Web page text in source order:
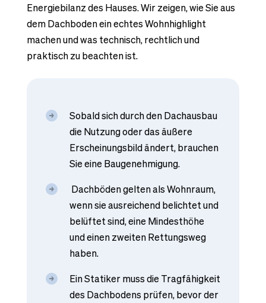
Energiebilanz des Hauses. Wir zeigen, wie Sie aus
dem Dachboden ein echtes Wohnhighlight
machen und was technisch, rechtlich und
praktisch zu beachten ist.
Sobald sich durch den Dachausbau
die Nutzung oder das äußere
Erscheinungsbild ändert, brauchen
Sie eine Baugenehmigung.
Dachböden gelten als Wohnraum,
wenn sie ausreichend belichtet und
belüftet sind, eine Mindesthöhe
und einen zweiten Rettungsweg
haben.
Ein Statiker muss die Tragfähigkeit
des Dachbodens prüfen, bevor der